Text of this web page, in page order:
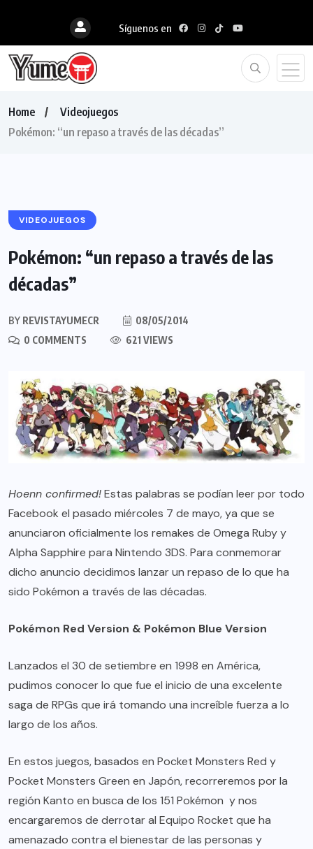
Síguenos en
Home
Videojuegos
Pokémon: “un repaso a través de las décadas”
VIDEOJUEGOS
Pokémon: “un repaso a través de las
décadas”
BY REVISTAYUMECR
08/05/2014
0 COMMENTS
621 VIEWS
Hoenn confirmed!Estas palabras se podían leer por todo
Facebook el pasado miércoles 7 de mayo, ya que se
anunciaron oficialmente los remakes de Omega Ruby y
Alpha Sapphire para Nintendo 3DS. Para conmemorar
dicho anuncio decidimos lanzar un repaso de lo que ha
sido Pokémon a través de las décadas.
Pokémon Red Version & Pokémon Blue Version
Lanzados el 30 de setiembre en 1998 en América,
pudimos conocer lo que fue el inicio de una excelente
saga de RPGs que irá tomando una increíble fuerza a lo
largo de los años.
En estos juegos, basados en Pocket Monsters Red y
Pocket Monsters Green en Japón, recorreremos por la
región Kanto en busca de los 151 Pokémon y nos
encargaremos de derrotar al Equipo Rocket que ha
amenazado contra el bienestar de las personas y